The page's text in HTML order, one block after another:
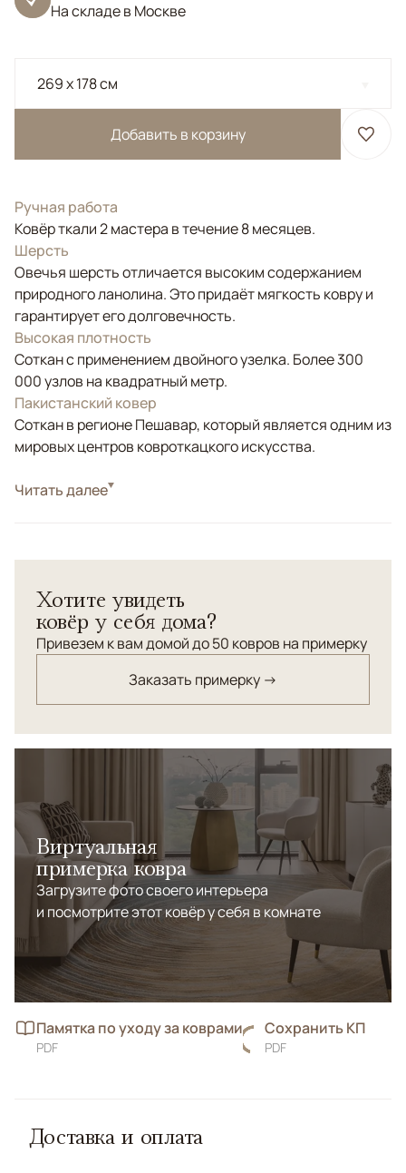
На складе в Москве
269 x 178 см
Добавить в корзину
Ручная работа
Ковёр ткали 2 мастера в течение 8 месяцев.
Шерсть
Овечья шерсть отличается высоким содержанием
природного ланолина. Это придаёт мягкость ковру и
гарантирует его долговечность.
Высокая плотность
Соткан с применением двойного узелка. Более 300
000 узлов на квадратный метр.
Пакистанский ковер
Соткан в регионе Пешавар, который является одним из
мировых центров ковроткацкого искусства.
СтильКлассические
выполнен в Пешаваре. Соткан по старинной
технологии. Натуральные красители.
Читать далее
Хотите увидеть
ковёр у себя дома?
Привезем к вам домой до 50 ковров на примерку
Заказать примерку →
Виртуальная
примерка ковра
Загрузите фото своего интерьера
и посмотрите этот ковёр у себя в комнате
Памятка по уходу за коврами
PDF
Сохранить КП
PDF
Доставка и оплата